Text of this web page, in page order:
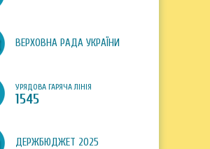
ВЕРХОВНА РАДА УКРАЇНИ
УРЯДОВА ГАРЯЧА ЛІНІЯ
1545
ДЕРЖБЮДЖЕТ 2025